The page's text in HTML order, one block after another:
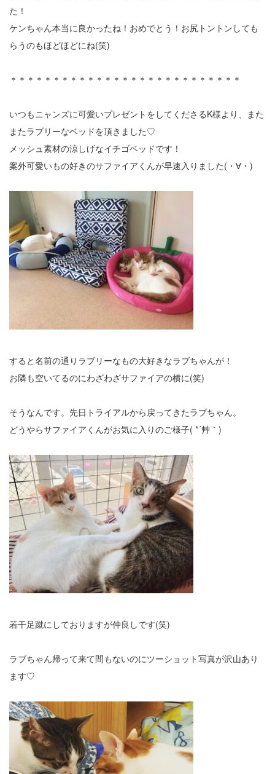
た！
ケンちゃん本当に良かったね！おめでとう！お尻トントンしても
らうのもほどほどにね(笑)
＊＊＊＊＊＊＊＊＊＊＊＊＊＊＊＊＊＊＊＊＊＊＊＊＊＊＊
いつもニャンズに可愛いプレゼントをしてくださるK様より、また
またラブリーなベッドを頂きました♡
メッシュ素材の涼しげなイチゴベッドです！
案外可愛いもの好きのサファイアくんが早速入りました(・∀・)
すると名前の通りラブリーなもの大好きなラブちゃんが！
お隣も空いてるのにわざわざサファイアの横に(笑)
そうなんです。先日トライアルから戻ってきたラブちゃん。
どうやらサファイアくんがお気に入りのご様子( *´艸｀)
若干足蹴にしておりますが仲良しです(笑)
ラブちゃん帰って来て間もないのにツーショット写真が沢山あり
ます♡